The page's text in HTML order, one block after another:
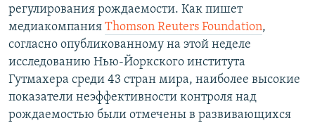
регулирования рождаемости. Как пишет
медиакомпания Thomson Reuters Foundation,
согласно опубликованному на этой неделе
исследованию Нью-Йоркского института
Гутмахера среди 43 стран мира, наиболее высокие
показатели неэффективности контроля над
рождаемостью были отмечены в развивающихся